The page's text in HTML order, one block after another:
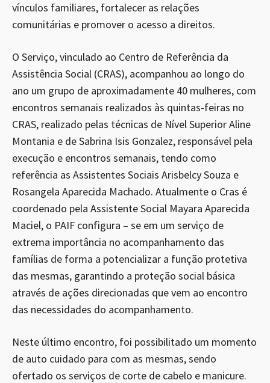
vínculos familiares, fortalecer as relações
comunitárias e promover o acesso a direitos.
O Serviço, vinculado ao Centro de Referência da
Assistência Social (CRAS), acompanhou ao longo do
ano um grupo de aproximadamente 40 mulheres, com
encontros semanais realizados às quintas-feiras no
CRAS, realizado pelas técnicas de Nível Superior Aline
Montania e de Sabrina Isis Gonzalez, responsável pela
execução e encontros semanais, tendo como
referência as Assistentes Sociais Arisbelcy Souza e
Rosangela Aparecida Machado. Atualmente o Cras é
coordenado pela Assistente Social Mayara Aparecida
Maciel, o PAIF configura – se em um serviço de
extrema importância no acompanhamento das
famílias de forma a potencializar a função protetiva
das mesmas, garantindo a proteção social básica
através de ações direcionadas que vem ao encontro
das necessidades do acompanhamento.
Neste último encontro, foi possibilitado um momento
de auto cuidado para com as mesmas, sendo
ofertado os serviços de corte de cabelo e manicure.